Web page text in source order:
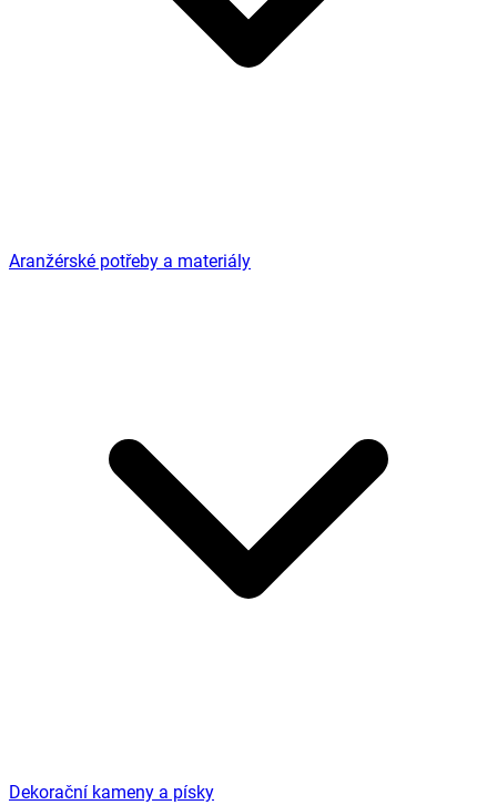
Aranžérské potřeby a materiály
Dekorační kameny a písky